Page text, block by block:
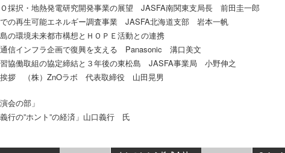
Ｏ採択・地熱発電研究開発事業の展望 JASFA南関東支局長 前田圭一郎
での再生可能エネルギー調査事業 JASFA北海道支部 岩本一帆
の環境未来都市構想とＨＯＰＥ活動との連携
通信インフラ企画で復興を支える Panasonic 溝口美文
習協働取組の協定締結と３年後の東松島 JASFA事業局 小野伸之
挨拶 （株）ZnOラボ 代表取締役 山田晃男
会の部」
義行の”ホント”の経済」山口義行 氏